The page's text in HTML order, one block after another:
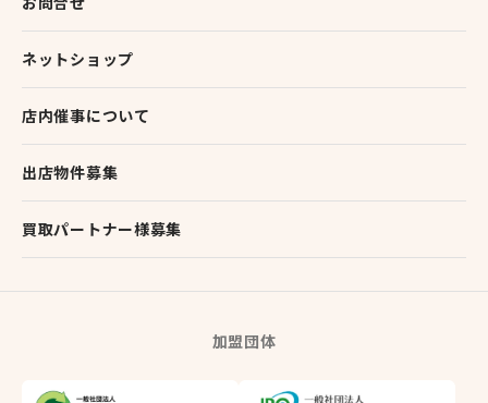
ネットショップ
店内催事について
出店物件募集
買取パートナー様募集
加盟団体